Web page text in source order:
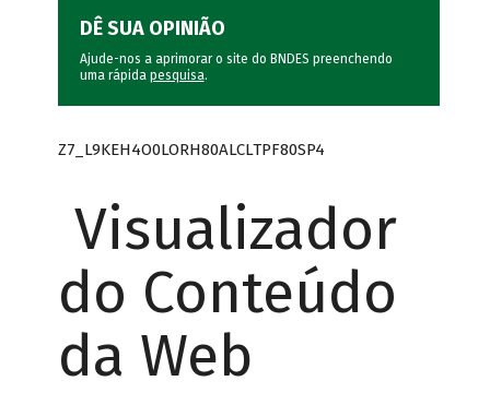
DÊ SUA OPINIÃO
Ajude-nos a aprimorar o site do BNDES preenchendo
uma rápida pesquisa.
Z7_L9KEH4O0LORH80ALCLTPF80SP4
Visualizador
do Conteúdo
da Web